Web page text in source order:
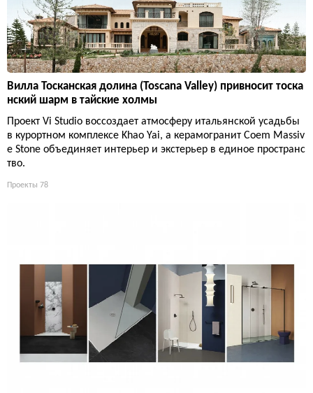
Вилла Тосканская долина (Toscana Valley) привносит тоска
нский шарм в тайские холмы
Проект Vi Studio воссоздает атмосферу итальянской усадьбы
в курортном комплексе Khao Yai, а керамогранит Coem Massiv
e Stone объединяет интерьер и экстерьер в единое пространс
тво.
Проекты 78